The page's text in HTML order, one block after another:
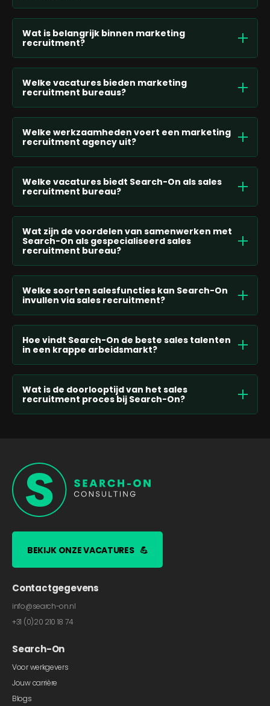
Wat is belangrijk binnen marketing
recruitment?
Welke vacatures bieden marketing
recruitment bureaus?
Welke werkzaamheden voert een marketing
recruitment agency uit?
Welke vacatures biedt Search-On als sales
recruitment bureau?
Wat zijn de voordelen van samenwerken met
Search-On als gespecialiseerd sales
recruitment bureau?
Welke soorten salesfuncties kan Search-On
invullen via sales recruitment?
Hoe vindt Search-On de beste sales talenten
in een krappe arbeidsmarkt?
Wat is de doorlooptijd van het sales
recruitment proces bij Search-On?
BEKIJK ONZE VACATURES 💪
Contactgegevens
info@search-on.nl
+31 (0)20 210 18 74
Search-On
Voor werkgevers
Jouw carrière
Blogs